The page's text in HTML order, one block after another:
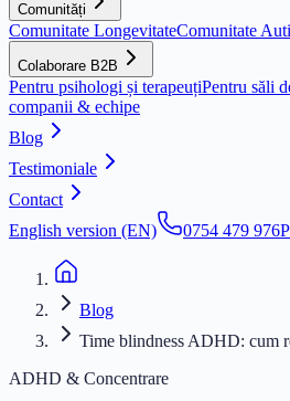
Comunități
Comunitate LongevitateComunitate
Colaborare B2B
Pentru psihologi și terapeuțiPentru săli
companii & echipe
Blog
Testimoniale
Contact
English version (EN)
0754 479 976
Blog
Time blindness ADHD: cum
ADHD & Concentrare